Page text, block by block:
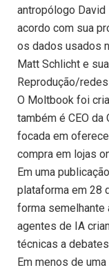
antropólogo
acordo com sua
os dados usados
Matt Schlicht e
Reprodução/
O Moltbook foi
também é CEO
focada em
compra em lojas
Em uma
plataforma em 28
forma semelhante
agentes de IA
técnicas a
Em menos de